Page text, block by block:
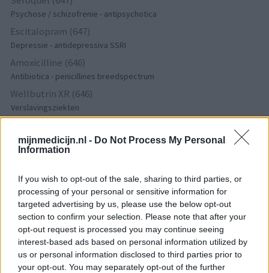
mijnmedicijn.nl - Do Not Process My Personal
Information
If you wish to opt-out of the sale, sharing to third parties, or
processing of your personal or sensitive information for
targeted advertising by us, please use the below opt-out
section to confirm your selection. Please note that after your
opt-out request is processed you may continue seeing
interest-based ads based on personal information utilized by
us or personal information disclosed to third parties prior to
your opt-out. You may separately opt-out of the further
Psychose / schizofrenie - antipsychotica
Escitalopram (647)
Depressie - antidepressiva SSRI
Amoxicilline (646)
Antibiotica - penicillines breedspectrum
Wellbutrin XR (646)
Verslavingsziekten
Diabetes (suikerziekte) - orale middelen
Implanon (hormoonimplantaat) (584)
Lexapro (509)
Depressie - antidepressiva SSRI
Concerta (503)
ADHD - psychostimulantia
Amlodipine (493)
Bloeddruk - calciumantagonisten